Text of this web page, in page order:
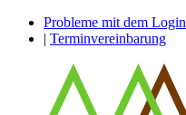
Probleme mit dem
| Terminvereinbarung